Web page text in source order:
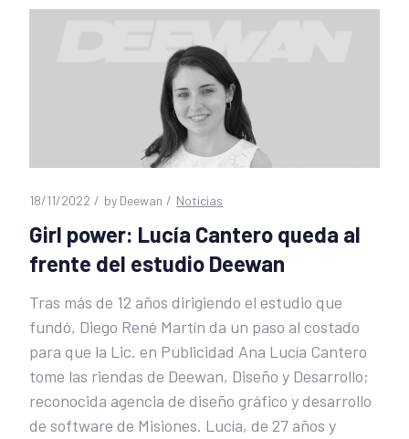
18/11/2022 by Deewan Noticias
Girl power: Lucía Cantero queda al
frente del estudio Deewan
Tras más de 12 años dirigiendo el estudio que
fundó, Diego René Martín da un paso al costado
para que la Lic. en Publicidad Ana Lucía Cantero
tome las riendas de Deewan, Diseño y Desarrollo;
reconocida agencia de diseño gráfico y desarrollo
de software de Misiones. Lucía, de 27 años y